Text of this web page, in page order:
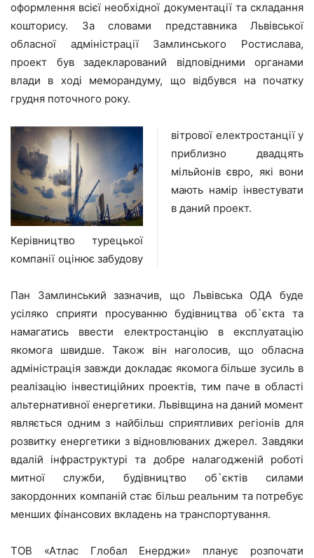
оформлення всієї необхідної документації та складання
кошторису. За словами представника Львівської
обласної адміністрації Замлинського Ростислава,
проект був задекларований відповідними органами
влади в ході меморандуму, що відбувся на початку
грудня поточного року.
Керівництво турецької
компанії оцінює забудову
вітрової електростанції у
приблизно двадцять
мільйонів євро, які вони
мають намір інвестувати
в даний проект.
Пан Замлинський зазначив, що Львівська ОДА буде
усіляко сприяти просуванню будівництва об`єкта та
намагатись ввести електростанцію в експлуатацію
якомога швидше. Також він наголосив, що обласна
адміністрація завжди докладає якомога більше зусиль в
реалізацію інвестиційних проектів, тим паче в області
альтернативної енергетики. Львівщина на даний момент
являється одним з найбільш сприятливих регіонів для
розвитку енергетики з відновлюваних джерел. Завдяки
вдалій інфраструктурі та добре налагодженій роботі
митної служби, будівництво об`єктів силами
закордонних компаній стає більш реальним та потребує
менших фінансових вкладень на транспортування.
ТОВ «Атлас Глобал Енерджи» планує розпочати